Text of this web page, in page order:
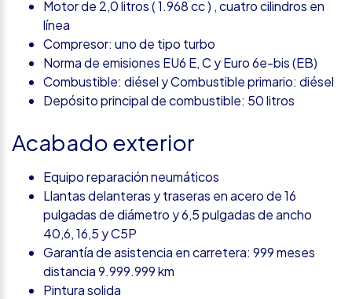
Motor de 2,0 litros ( 1.968 cc ) , cuatro cilindros en
línea
Compresor: uno de tipo turbo
Norma de emisiones EU6 E, C y Euro 6e-bis (EB)
Combustible: diésel y Combustible primario: diésel
Depósito principal de combustible: 50 litros
Acabado exterior
Equipo reparación neumáticos
Llantas delanteras y traseras en acero de 16
pulgadas de diámetro y 6,5 pulgadas de ancho
40,6, 16,5 y C5P
Garantía de asistencia en carretera: 999 meses
distancia 9.999.999 km
Pintura solida